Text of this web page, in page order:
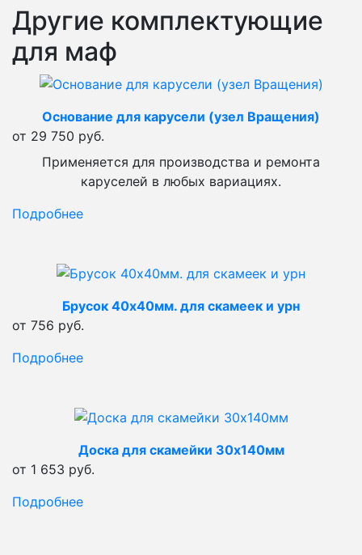
Другие комплектующие
для маф
Основание для карусели (узел Вращения)
от 29 750 руб.
Применяется для производства и ремонта
каруселей в любых вариациях.
Подробнее
Брусок 40х40мм. для скамеек и урн
от 756 руб.
Подробнее
Доска для скамейки 30х140мм
от 1 653 руб.
Подробнее